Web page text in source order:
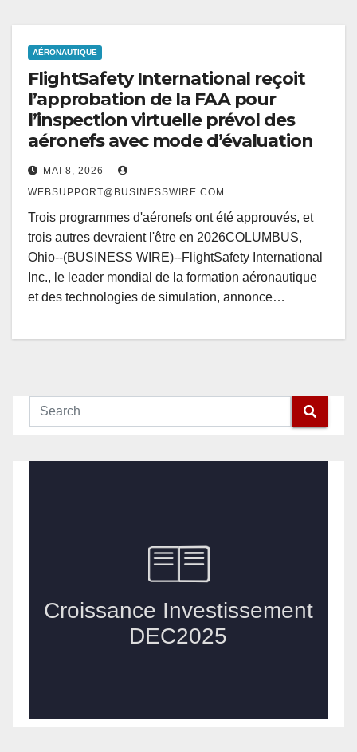
AÉRONAUTIQUE
FlightSafety International reçoit
l’approbation de la FAA pour
l’inspection virtuelle prévol des
aéronefs avec mode d’évaluation
MAI 8, 2026
WEBSUPPORT@BUSINESSWIRE.COM
Trois programmes d'aéronefs ont été approuvés, et
trois autres devraient l'être en 2026COLUMBUS,
Ohio--(BUSINESS WIRE)--FlightSafety International
Inc., le leader mondial de la formation aéronautique
et des technologies de simulation, annonce…